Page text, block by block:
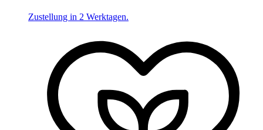
Zustellung in 2 Werktagen.